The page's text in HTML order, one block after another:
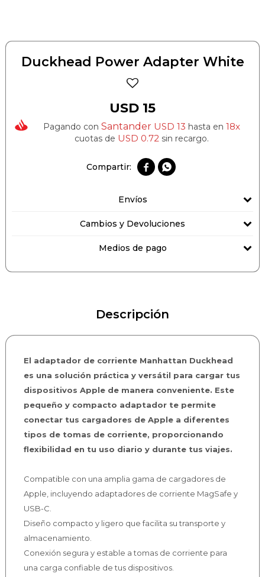
Duckhead Power Adapter White
USD 15
Pagando con Santander USD 13 hasta en 18x
cuotas de USD 0.72sin recargo.
 
Envíos
Cambios y Devoluciones
Medios de pago
Descripción
El adaptador de corriente Manhattan Duckhead
es una solución práctica y versátil para cargar tus
dispositivos Apple de manera conveniente. Este
pequeño y compacto adaptador te permite
conectar tus cargadores de Apple a diferentes
tipos de tomas de corriente, proporcionando
flexibilidad en tu uso diario y durante tus viajes.
Compatible con una amplia gama de cargadores de
Apple, incluyendo adaptadores de corriente MagSafe y
USB-C.
Diseño compacto y ligero que facilita su transporte y
almacenamiento.
Conexión segura y estable a tomas de corriente para
una carga confiable de tus dispositivos.